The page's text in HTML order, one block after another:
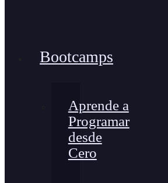
Bootcamps
Aprende a
Programar
desde
Cero